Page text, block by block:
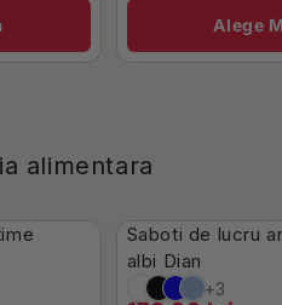
Alege
alimentara
Saboti de lucru
albi Dian
+3